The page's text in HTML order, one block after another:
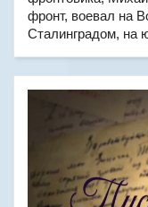
фронт, воевал на
Сталинградом, на